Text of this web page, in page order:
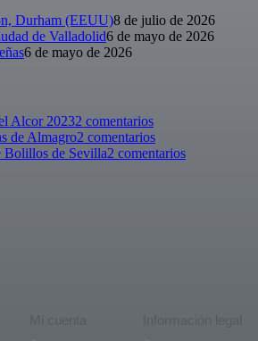
Durham (EEUU)8 de julio de 2026
de Valladolid6 de mayo de 2026
6 de mayo de 2026
Alcor 20232 comentarios
de Almagro2 comentarios
Bolillos de Sevilla2 comentarios